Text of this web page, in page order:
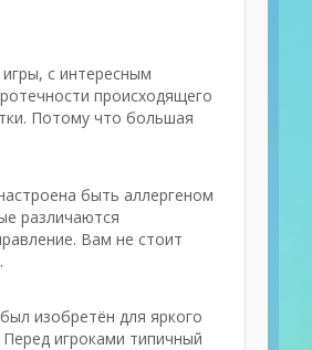
с интересным
происходящего
Потому что большая
быть аллергеном
различаются
Вам не стоит
изобретён для яркого
игроками типичный